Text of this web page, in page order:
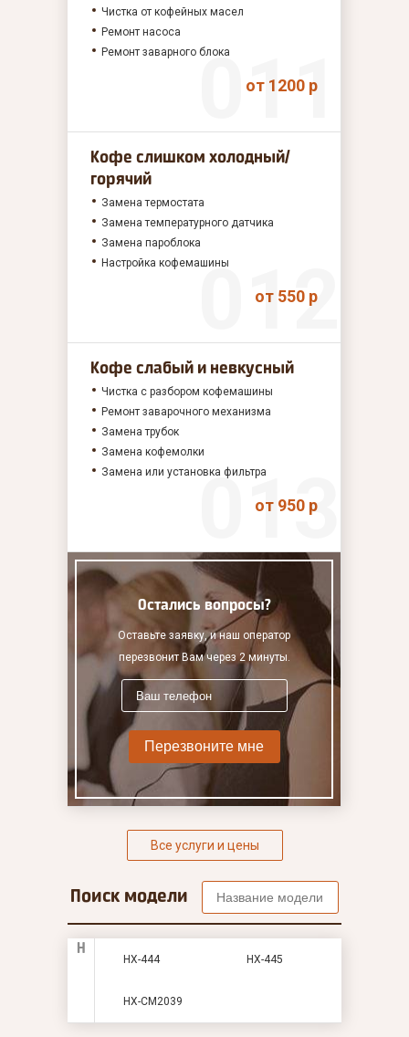
Чистка от кофейных масел
Ремонт насоса
Ремонт заварного блока
от 1200 р
Кофе слишком холодный/
горячий
Замена термостата
Замена температурного датчика
Замена пароблока
Настройка кофемашины
от 550 р
Кофе слабый и невкусный
Чистка с разбором кофемашины
Ремонт заварочного механизма
Замена трубок
Замена кофемолки
Замена или установка фильтра
от 950 р
Остались вопросы?
Оставьте заявку, и наш оператор
перезвонит Вам через 2 минуты.
Перезвоните мне
Все услуги и цены
Поиск модели
H
HX-444 HX-445
HX-CM2039